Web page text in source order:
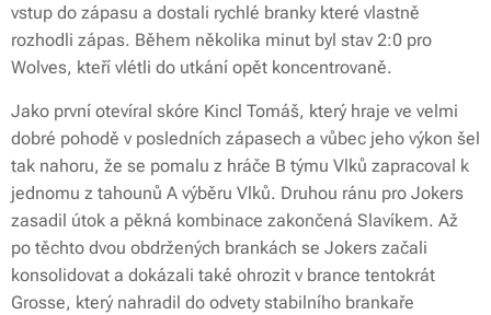
vstup do zápasu a dostali rychlé branky které vlastně
rozhodli zápas. Během několika minut byl stav 2:0 pro
Wolves, kteří vlétli do utkání opět koncentrovaně.
Jako první otevíral skóre Kincl Tomáš, který hraje ve velmi
dobré pohodě v posledních zápasech a vůbec jeho výkon šel
tak nahoru, že se pomalu z hráče B týmu Vlků zapracoval k
jednomu z tahounů A výběru Vlků. Druhou ránu pro Jokers
zasadil útok a pěkná kombinace zakončená Slavíkem. Až
po těchto dvou obdržených brankách se Jokers začali
konsolidovat a dokázali také ohrozit v brance tentokrát
Grosse, který nahradil do odvety stabilního brankaře